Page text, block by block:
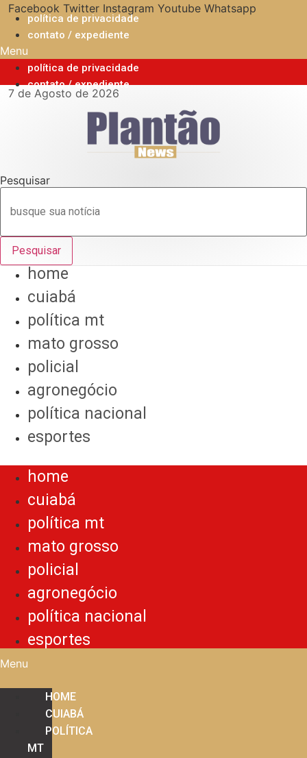
para
conteúdo
Facebook Twitter Instagram Youtube Whatsapp
política de privacidade
contato / expediente
Menu
política de privacidade
contato / expediente
7 de Agosto de 2026
Pesquisar
Pesquisar
home
cuiabá
política mt
mato grosso
policial
agronegócio
política nacional
esportes
home
cuiabá
política mt
mato grosso
policial
agronegócio
política nacional
esportes
Menu
HOME
CUIABÁ
POLÍTICA
MT